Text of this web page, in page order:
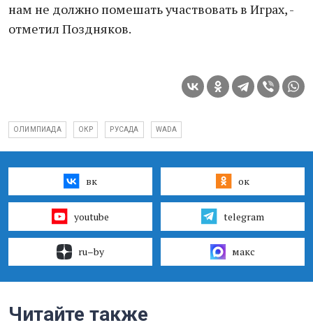
нам не должно помешать участвовать в Играх, -
отметил Поздняков.
ОЛИМПИАДА ОКР РУСАДА WADA
вк ок
youtube telegram
ru–by макс
Читайте также